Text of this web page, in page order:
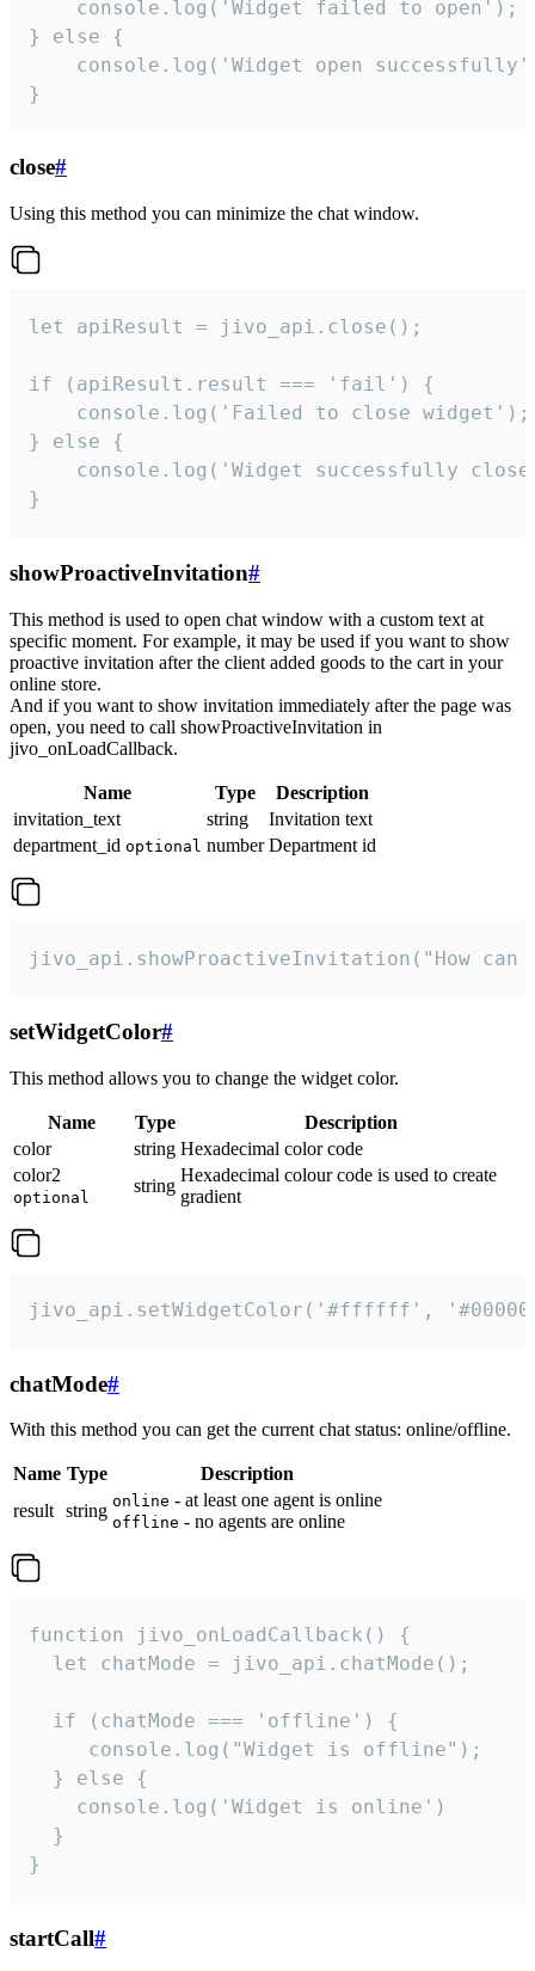
    console.log('Widget failed to open');
} else {
console.log('Widget open
}
close#
Using this method you can minimize the chat window.
let apiResult = jivo_api.close();
if (apiResult.result === 'fail') {
    console.log('Failed to close widget');
} else {
console.log('Widget successfully
}
showProactiveInvitation#
This method is used to open chat window with a custom text at
specific moment. For example, it may be used if you want to show
proactive invitation after the client added goods to the cart in your
online store.
And if you want to show invitation immediately after the page was
open, you need to call showProactiveInvitation in
jivo_onLoadCallback.
Name Type
Description
invitation_text
string
Invitation text
department_id optional number Department id
jivo_api.showProactiveInvitation("How
setWidgetColor#
This method allows you to change the widget color.
Name Type
Description
color
string Hexadecimal color code
color2
optional
string
Hexadecimal colour code is used to create
gradient
jivo_api.setWidgetColor('#ffffff',
chatMode#
With this method you can get the current chat status: online/offline.
Name Type
Description
result string online - at least one agent is online
offline - no agents are online
function jivo_onLoadCallback() {
  let chatMode = jivo_api.chatMode();
  if (chatMode === 'offline') {
     console.log("Widget is offline");
  } else {
    console.log('Widget is online')
  }
}
startCall#